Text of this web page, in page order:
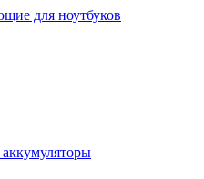
для ноутбуков